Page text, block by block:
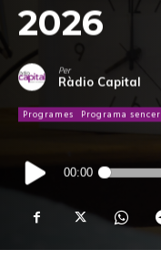
2026
Per
Ràdio Capital
Programes Programa sencer
Reproductor
d'àudio
00:00